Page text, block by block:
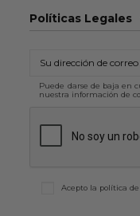
Políticas Legales
Puede darse de baja en
nuestra información de
Acepto la política